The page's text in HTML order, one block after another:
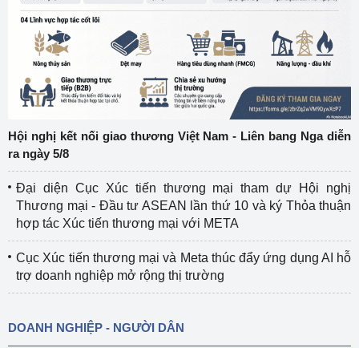
Hội nghị kết nối giao thương Việt Nam - Liên bang Nga diễn
ra ngày 5/8
Đại diện Cục Xúc tiến thương mại tham dự Hội nghị
Thương mại - Đầu tư ASEAN lần thứ 10 và ký Thỏa thuận
hợp tác Xúc tiến thương mại với META
Cục Xúc tiến thương mại và Meta thúc đẩy ứng dụng AI hỗ
trợ doanh nghiệp mở rộng thị trường
DOANH NGHIỆP - NGƯỜI DÂN